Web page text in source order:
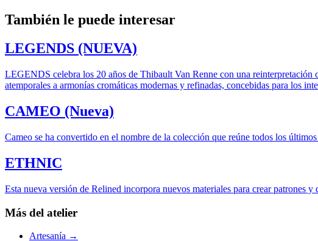
También le puede interesar
LEGENDS (NUEVA)
LEGENDS celebra los 20 años de Thibault Van Renne con una
atemporales a armonías cromáticas modernas y refinadas, concebidas para los
CAMEO (Nueva)
Cameo se ha convertido en el nombre de la colección que reúne todos los
ETHNIC
Esta nueva versión de Relined incorpora nuevos materiales para crear patrones y
Más del atelier
Artesanía →